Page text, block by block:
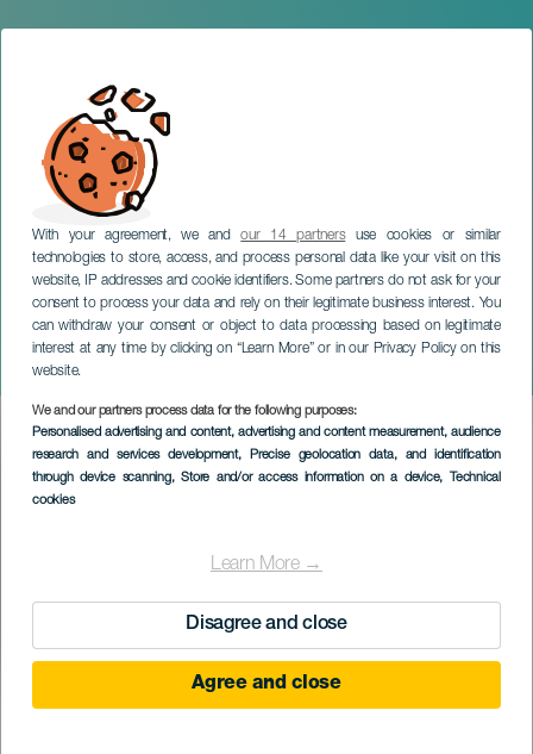
With your agreement, we andour 14 partnersuse cookies or similar
technologies to store, access, and process personal data like your visit on this
website, IP addresses and cookie identifiers. Some partners do not ask for your
consent to process your data and rely on their legitimate business interest. You
can withdraw your consent or object to data processing based on legitimate
interest at any time by clicking on “Learn More” or in our Privacy Policy on this
website.
We and our partners process data for the following purposes:
Personalised advertising and content, advertising and content measurement, audience
research and services development, Precise geolocation data, and identification
through device scanning, Store and/or access information on a device, Technical
cookies
Learn More →
Disagree and close
Agree and close
Moncho Borrajo
TENERIFE
Imagen
Listado